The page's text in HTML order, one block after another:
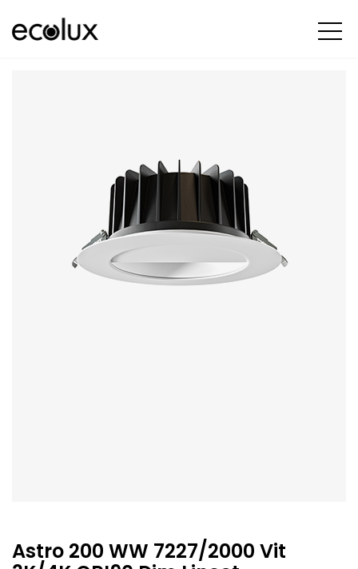
Astro 200 WW 7227/2000 Vit